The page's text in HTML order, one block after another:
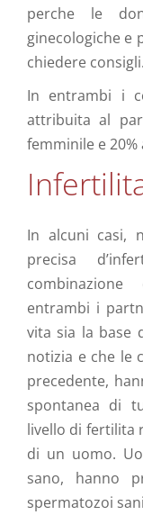
perche le
ginecologiche e
chiedere consigli.
In entrambi i
attribuita al
femminile e
In alcuni casi,
precisa
entrambi i
vita sia la base
notizia e che le
precedente,
spontanea di
livello di fertilita
di un uomo.
sano, hanno
spermatozoi